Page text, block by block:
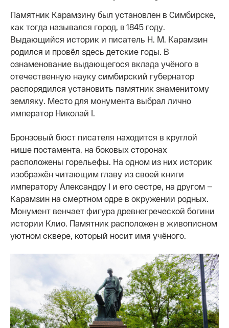
Памятник Карамзину был установлен в Симбирске,
как тогда назывался город, в 1845 году.
Выдающийся историк и писатель Н. М. Карамзин
родился и провёл здесь детские годы. В
ознаменование выдающегося вклада учёного в
отечественную науку симбирский губернатор
распорядился установить памятник знаменитому
земляку. Место для монумента выбрал лично
император Николай I.
Бронзовый бюст писателя находится в круглой
нише постамента, на боковых сторонах
расположены горельефы. На одном из них историк
изображён читающим главу из своей книги
императору Александру I и его сестре, на другом —
Карамзин на смертном одре в окружении родных.
Монумент венчает фигура древнегреческой богини
истории Клио. Памятник расположен в живописном
уютном сквере, который носит имя учёного.